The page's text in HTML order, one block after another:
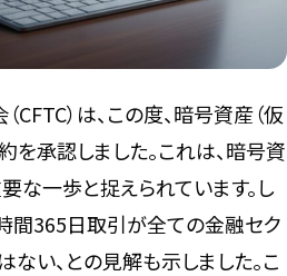
）は、この度、暗号資産（仮
承認しました。これは、暗号資
な一歩と捉えられています。し
間365日取引が全ての金融セク
い、との見解も示しました。こ